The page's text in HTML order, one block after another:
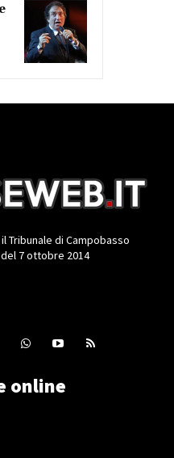
di Campobasso
7 ottobre 2014
online